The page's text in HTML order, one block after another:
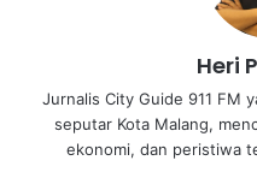
Heri
Jurnalis City Guide 911 FM
seputar Kota Malang,
ekonomi, dan peristiwa